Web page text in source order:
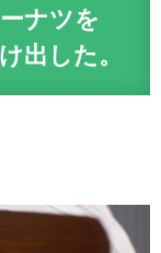
ナツを
出した。